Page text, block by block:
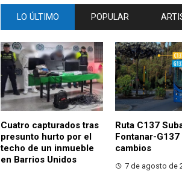
LO ÚLTIMO POPULAR
Cuatro capturados tras
presunto hurto por el
techo de un inmueble
en Barrios Unidos
Ruta C137
Fontanar-G137
cambios
7 de agosto de